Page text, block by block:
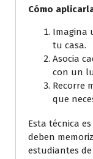
Cómo
Imagina
tu casa.
Asocia
con un
Recorre
que
Esta técnica
deben
estudiantes